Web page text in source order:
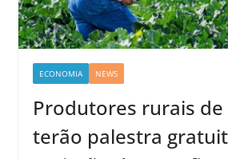
ECONOMIA NEWS
Produtores rurais de
terão palestra